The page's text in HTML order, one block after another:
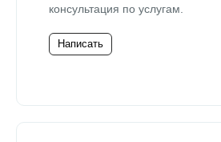
консультация по услугам.
Написать